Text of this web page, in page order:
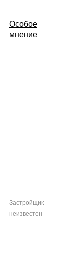
Особое
мнение
Застройщик
неизвестен